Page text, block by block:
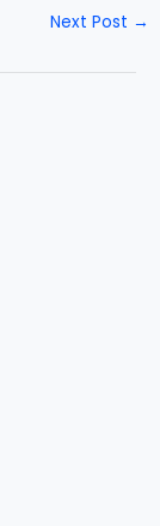
Next Post →